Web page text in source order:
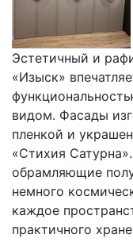
Эстетичный и
«Изыск»
видом. Фасады
пленкой и
«Стихия
обрамляющие
немного
каждое
практичного